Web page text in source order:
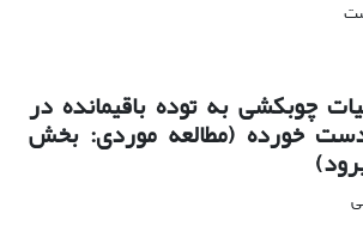
چوبکشی به توده باقیمانده در
خورده (مطالعه موردی: بخش